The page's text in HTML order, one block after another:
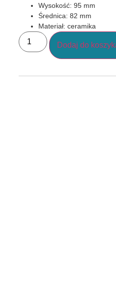
Wysokość: 95 mm
Średnica: 82 mm
Materiał: ceramika
Dodaj do